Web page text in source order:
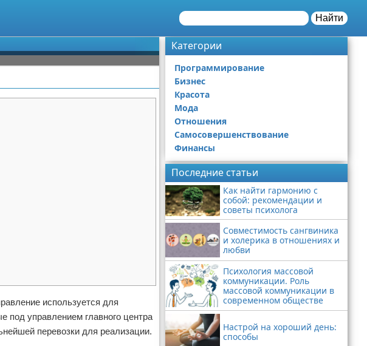
Найти
используется для
под управлением главного центра
перевозки для реализации.
Категории
Программирование
Бизнес
Красота
Мода
Отношения
Самосовершенствование
Финансы
Последние статьи
Как найти гармонию с
собой: рекомендации и
советы психолога
Совместимость сангвиника
и холерика в отношениях и
любви
Психология массовой
коммуникации. Роль
массовой коммуникации в
современном обществе
Настрой на хороший день:
способы